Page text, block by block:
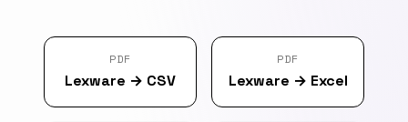
PDF
Lexware → CSV
PDF
Lexware → Excel